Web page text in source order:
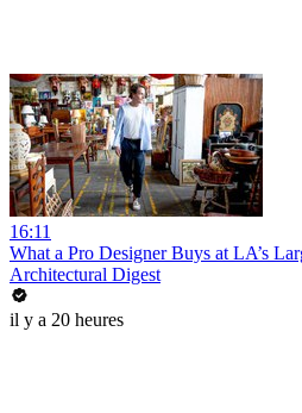
16:11
What a Pro Designer Buys at LA’s
Architectural Digest
il y a 20 heures